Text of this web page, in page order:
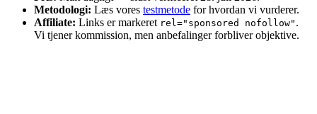
Metodologi: Læs vores testmetode for hvordan vi vurderer.
Affiliate: Links er markeret rel="sponsored nofollow" .
Vi tjener kommission, men anbefalinger forbliver objektive.